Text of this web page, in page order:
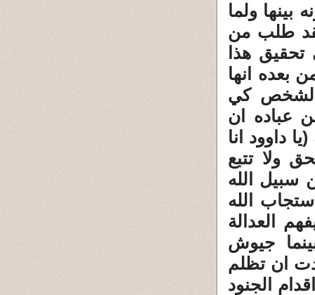
بينها ولما
طلب من
تحقيق هذا
بعده انها
لشخص كي
عباده ان
داوود انا
ولا تتبع
سبيل الله
الله
العدالة
جيوش
ان تظلم
الجنود